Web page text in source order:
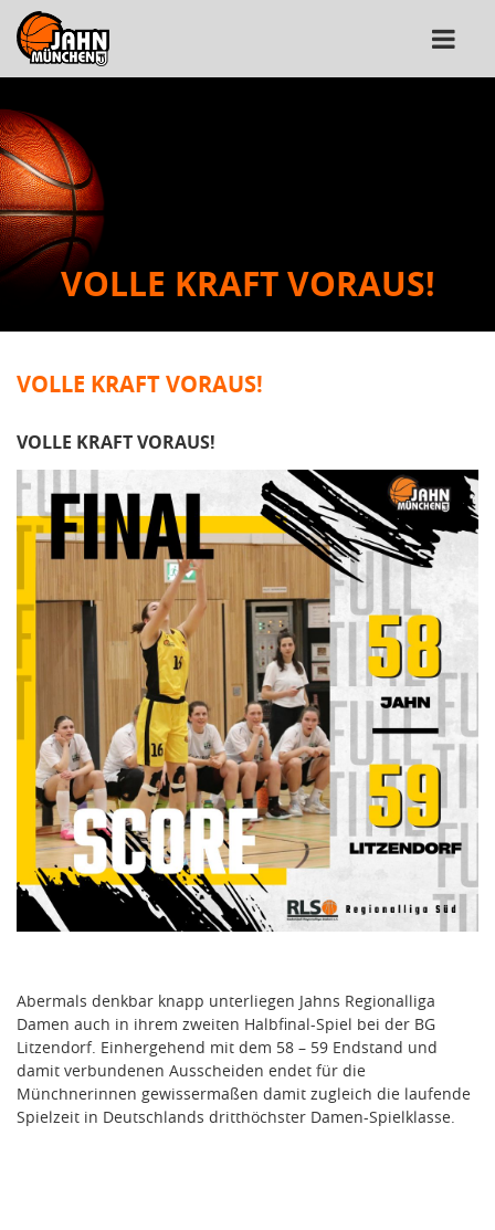
VOLLE KRAFT VORAUS!
VOLLE KRAFT VORAUS!
VOLLE KRAFT VORAUS!
Abermals denkbar knapp unterliegen Jahns Regionalliga
Damen auch in ihrem zweiten Halbfinal-Spiel bei der BG
Litzendorf. Einhergehend mit dem 58 – 59 Endstand und
damit verbundenen Ausscheiden endet für die
Münchnerinnen gewissermaßen damit zugleich die laufende
Spielzeit in Deutschlands dritthöchster Damen-Spielklasse.